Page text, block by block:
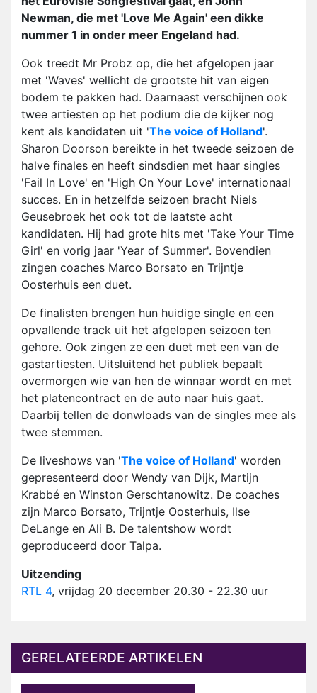
Newman, die met 'Love Me Again' een dikke
nummer 1 in onder meer Engeland had.
Ook treedt Mr Probz op, die het afgelopen jaar
met 'Waves' wellicht de grootste hit van eigen
bodem te pakken had. Daarnaast verschijnen ook
twee artiesten op het podium die de kijker nog
kent als kandidaten uit 'The voice of Holland'.
Sharon Doorson bereikte in het tweede seizoen de
halve finales en heeft sindsdien met haar singles
'Fail In Love' en 'High On Your Love' internationaal
succes. En in hetzelfde seizoen bracht Niels
Geusebroek het ook tot de laatste acht
kandidaten. Hij had grote hits met 'Take Your Time
Girl' en vorig jaar 'Year of Summer'. Bovendien
zingen coaches Marco Borsato en Trijntje
Oosterhuis een duet.
De finalisten brengen hun huidige single en een
opvallende track uit het afgelopen seizoen ten
gehore. Ook zingen ze een duet met een van de
gastartiesten. Uitsluitend het publiek bepaalt
overmorgen wie van hen de winnaar wordt en met
het platencontract en de auto naar huis gaat.
Daarbij tellen de donwloads van de singles mee als
twee stemmen.
De liveshows van 'The voice of Holland' worden
gepresenteerd door Wendy van Dijk, Martijn
Krabbé en Winston Gerschtanowitz. De coaches
zijn Marco Borsato, Trijntje Oosterhuis, Ilse
DeLange en Ali B. De talentshow wordt
geproduceerd door Talpa.
Uitzending
RTL 4, vrijdag 20 december 20.30 - 22.30 uur
GERELATEERDE ARTIKELEN